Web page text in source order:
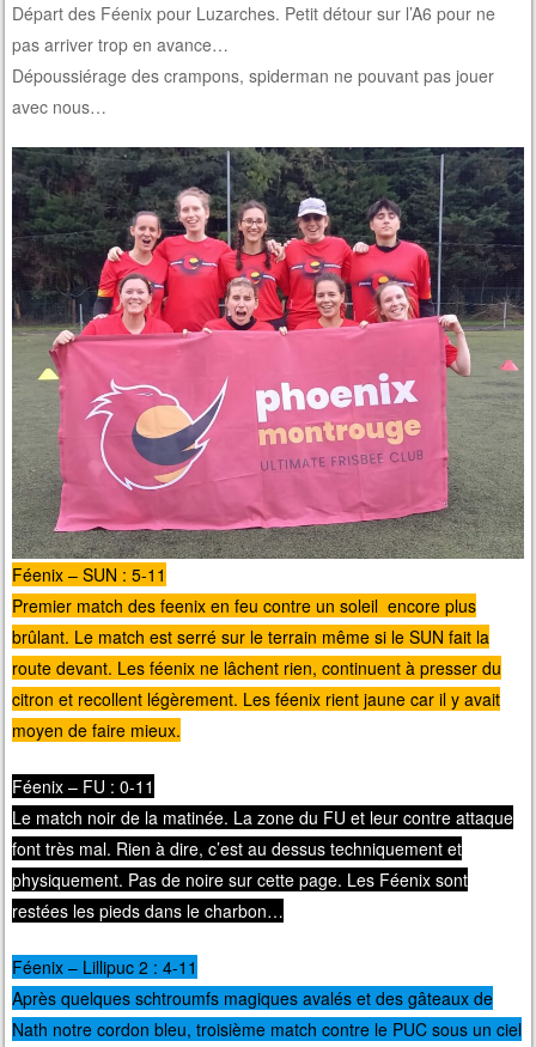
Départ des Féenix pour Luzarches. Petit détour sur l’A6 pour ne
pas arriver trop en avance…
Dépoussiérage des crampons, spiderman ne pouvant pas jouer
avec nous…
Féenix – SUN : 5-11
Premier match des feenix en feu contre un soleil encore plus
brûlant. Le match est serré sur le terrain même si le SUN fait la
route devant. Les féenix ne lâchent rien, continuent à presser du
citron et recollent légèrement. Les féenix rient jaune car il y avait
moyen de faire mieux.
Féenix – FU : 0-11
Le match noir de la matinée. La zone du FU et leur contre attaque
font très mal. Rien à dire, c’est au dessus techniquement et
physiquement. Pas de noire sur cette page. Les Féenix sont
restées les pieds dans le charbon…
Féenix – Lillipuc 2 : 4-11
Après quelques schtroumfs magiques avalés et des gâteaux de
Nath notre cordon bleu, troisième match contre le PUC sous un ciel